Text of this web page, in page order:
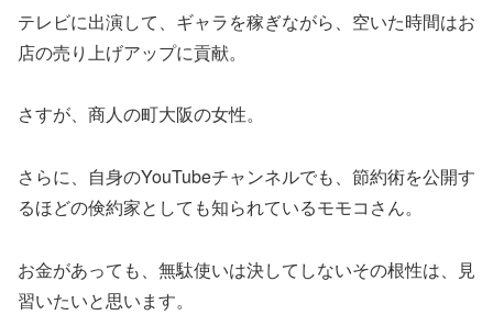
テレビに出演して、ギャラを稼ぎながら、空いた時間はお
店の売り上げアップに貢献。
さすが、商人の町大阪の女性。
さらに、自身のYouTubeチャンネルでも、節約術を公開す
るほどの倹約家としても知られているモモコさん。
お金があっても、無駄使いは決してしないその根性は、見
習いたいと思います。